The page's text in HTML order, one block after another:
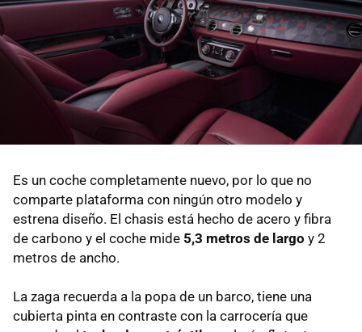
Es un coche completamente nuevo, por lo que no
comparte plataforma con ningún otro modelo y
estrena diseño. El chasis está hecho de acero y fibra
de carbono y el coche mide 5,3 metros de largo y 2
metros de ancho.
La zaga recuerda a la popa de un barco, tiene una
cubierta pinta en contraste con la carrocería que